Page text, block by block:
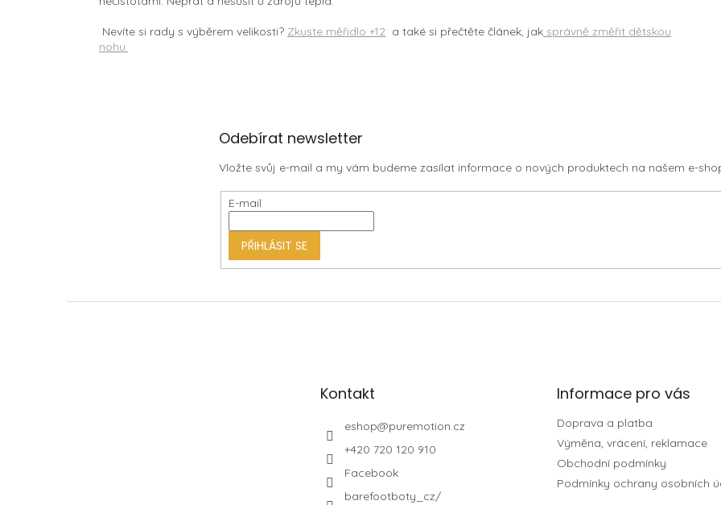
Nevíte si rady s výběrem velikosti? Zkuste měřidlo +12 a také si přečtěte článek, jak správně změřit dětskou
nohu.
Odebírat newsletter
Vložte svůj e-mail a my vám budeme zasílat informace o nových produktech na našem e-
E-mail
PŘIHLÁSIT SE
Kontakt
eshop@puremotion.cz
+420 720 120 910
Facebook
barefootboty_cz/
Informace pro vás
Doprava a platba
Výměna, vrácení, reklamace
Obchodní podmínky
Podmínky ochrany osobních